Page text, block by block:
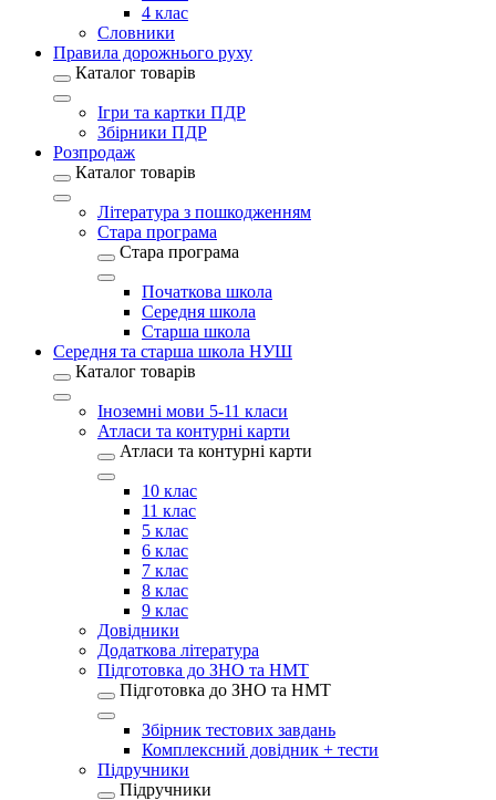
4 клас
Словники
Правила дорожнього руху
Каталог товарів
Ігри та картки ПДР
Збірники ПДР
Розпродаж
Каталог товарів
Література з пошкодженням
Стара програма
Стара програма
Початкова школа
Середня школа
Старша школа
Середня та старша школа НУШ
Каталог товарів
Іноземні мови 5-11 класи
Атласи та контурні карти
Атласи та контурні карти
10 клас
11 клас
5 клас
6 клас
7 клас
8 клас
9 клас
Довідники
Додаткова література
Підготовка до ЗНО та НМТ
Підготовка до ЗНО та НМТ
Збірник тестових завдань
Комплексний довідник + тести
Підручники
Підручники